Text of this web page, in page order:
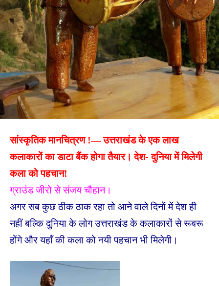
सांस्कृतिक मानचित्रण !— उत्तराखंड के एक लाख
कलाकारों का डाटा बैंक होगा तैयार। देश- दुनिया में मिलेगी
कला को पहचान!
ग्राउंड जीरो से संजय चौहान।
अगर सब कुछ ठीक ठाक रहा तो आने वाले दिनों में देश ही
नहीं बल्कि दुनिया के लोग उत्तराखंड के कलाकारों से रूबरू
होंगे और यहाँ की कला को नयी पहचान भी मिलेगी।